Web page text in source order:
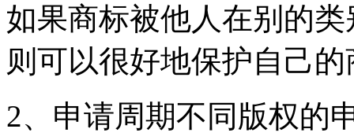
如果商标被他人在别的
则可以很好地保护自己
2、申请周期不同版权的